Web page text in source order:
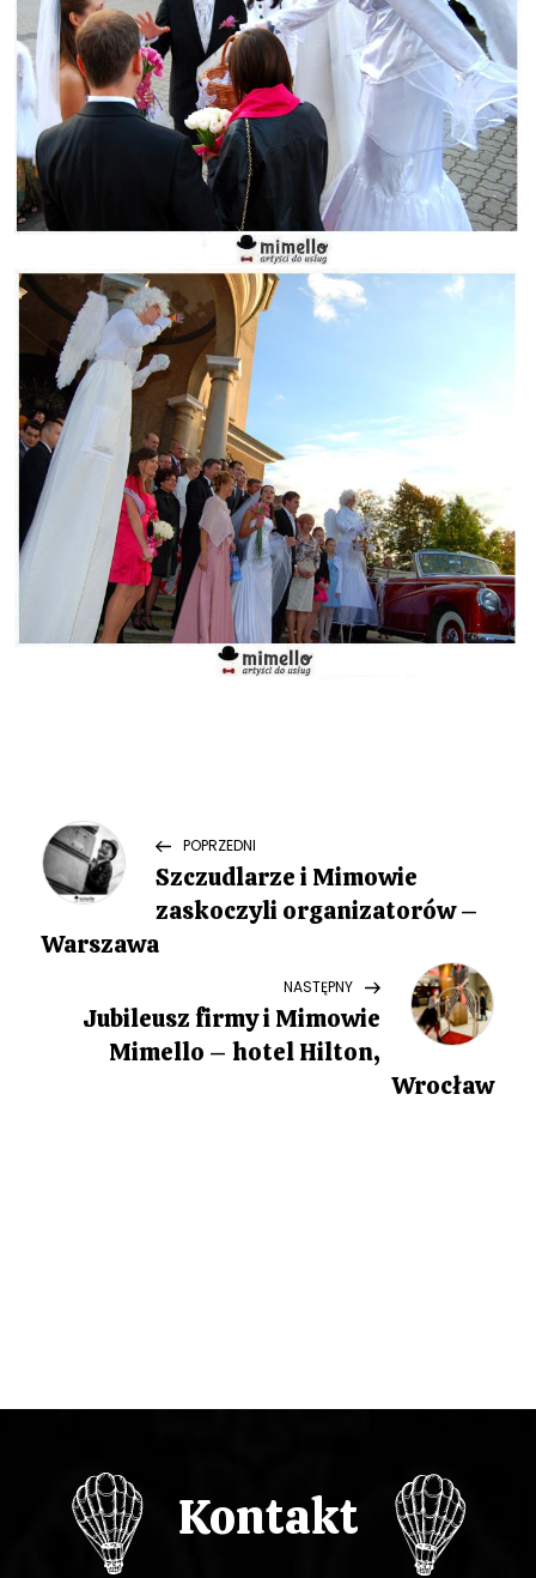
N
a
w
i
Previous
Post
POPRZEDNI
Szczudlarze i Mimowie
zaskoczyli organizatorów –
Warszawa
Post
NASTĘPNY
Jubileusz firmy i Mimowie
Mimello – hotel Hilton,
Wrocław
Kontakt